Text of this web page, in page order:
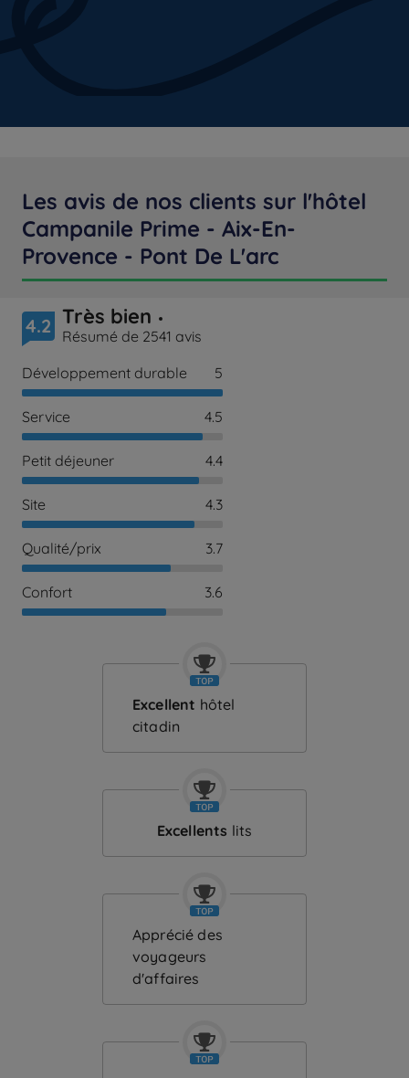
Les avis de nos clients sur l'hôtel
Campanile Prime - Aix-En-
Provence - Pont De L'arc
4.2 Très bien
Résumé de 2541 avis
Développement durable
5
Service 4.5
Petit déjeuner 4.4
Site 4.3
Qualité/prix 3.7
Confort 3.6
Excellent hôtel
citadin
Excellents lits
Apprécié des
voyageurs
d'affaires